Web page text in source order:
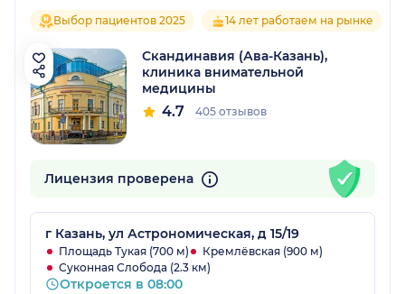
Выбор пациентов 2025 14 лет работаем на рынке
Скандинавия (Ава-Казань),
клиника внимательной
медицины
4.7 405 отзывов
Лицензия проверена
г Казань, ул Астрономическая, д 15/19
Площадь Тукая (700 м)
Кремлёвская (900 м)
Суконная Слобода (2.3 км)
Откроется в 08:00